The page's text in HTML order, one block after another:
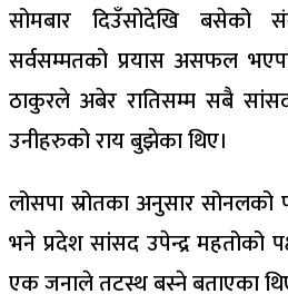
सोमबार दिउँसोदेखि बसेको
सर्वसम्मतको प्रयास असफल
ठाकुरले अबेर रातिसम्म सबै
उनीहरुको राय बुझेका थिए।
लोसपा स्रोतका अनुसार
भने प्रदेश सांसद उपेन्द्र महतोको
एक जनाले तटस्थ बस्ने बताएका